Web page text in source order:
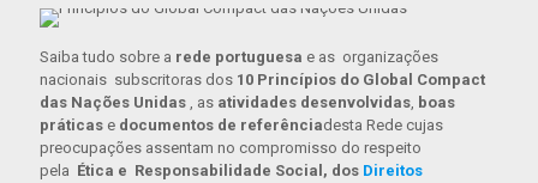
Saiba tudo sobre a rede portuguesa e as organizações
nacionais subscritoras dos 10 Princípios do Global Compact
das Nações Unidas , as atividades desenvolvidas, boas
práticas e documentos de referênciadesta Rede cujas
preocupações assentam no compromisso do respeito
pela Ética e Responsabilidade Social, dos Direitos